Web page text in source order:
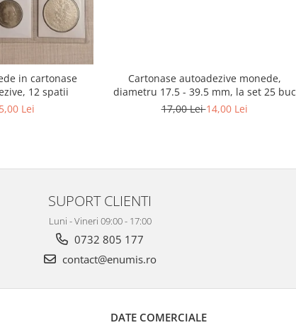
in cartonase
12 spatii
Lei
Cartonase autoadezive monede,
diametru 17.5 - 39.5 mm, la set 25 buc
17,00 Lei14,00 Lei
SUPORT CLIENTI
Luni - Vineri 09:00 - 17:00
0732 805 177
contact@enumis.ro
DATE COMERCIALE